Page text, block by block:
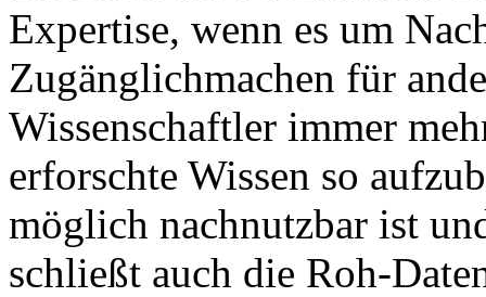
Expertise, wenn es um
Zugänglichmachen für
Wissenschaftler immer
erforschte Wissen so
möglich nachnutzbar ist
schließt auch die Roh-